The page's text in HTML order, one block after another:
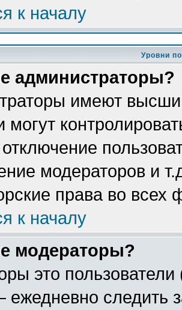
к началу
Уровни
администраторы?
имеют
модераторов и
права во всех
к началу
модераторы?
это
ежедневно следить